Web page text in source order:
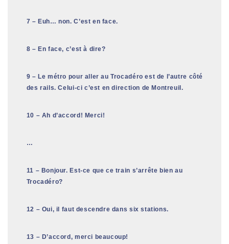
7 – Euh… non. C’est en face.
8 – En face, c’est à dire?
9 – Le métro pour aller au Trocadéro est de l’autre côté
des rails. Celui-ci c’est en direction de Montreuil.
10 – Ah d’accord! Merci!
…
11 – Bonjour. Est-ce que ce train s’arrête bien au
Trocadéro?
12 – Oui, il faut descendre dans six stations.
13 – D’accord, merci beaucoup!